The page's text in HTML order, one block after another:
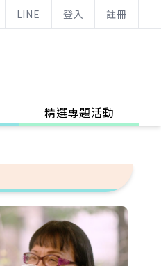
LINE 登入 註冊
精選專題活動